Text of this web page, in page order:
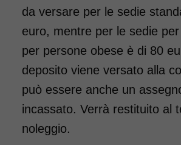
Noleggio
pieghevole ad
- con
Seduta 55 cm -
da versare per le sedie
euro, mentre per le sedie
per persone obese è di 80
deposito viene versato alla
può essere anche un
incassato. Verrà restituito al
noleggio.